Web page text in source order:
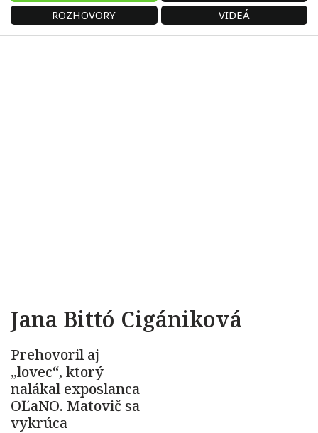
ROZHOVORY
VIDEÁ
Jana Bittó Cigániková
Prehovoril aj
„lovec“, ktorý
nalákal exposlanca
OĽaNO. Matovič sa
vykrúca